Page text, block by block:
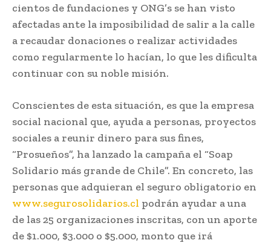
cientos de fundaciones y ONG’s se han visto
afectadas ante la imposibilidad de salir a la calle
a recaudar donaciones o realizar actividades
como regularmente lo hacían, lo que les dificulta
continuar con su noble misión.
Conscientes de esta situación, es que la empresa
social nacional que, ayuda a personas, proyectos
sociales a reunir dinero para sus fines,
“Prosueños”, ha lanzado la campaña el “Soap
Solidario más grande de Chile”. En concreto, las
personas que adquieran el seguro obligatorio en
www.segurosolidarios.cl podrán ayudar a una
de las 25 organizaciones inscritas, con un aporte
de $1.000, $3.000 o $5.000, monto que irá